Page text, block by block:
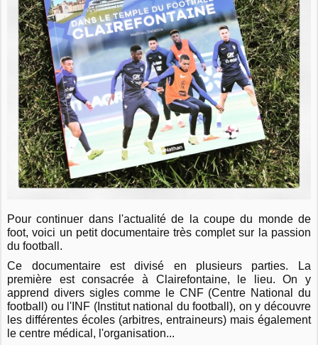
Pour continuer dans l'actualité de la coupe du monde de
foot, voici un petit documentaire très complet sur la passion
du football.
Ce documentaire est divisé en plusieurs parties. La
première est consacrée à Clairefontaine, le lieu. On y
apprend divers sigles comme le CNF (Centre National du
football) ou l'INF (Institut national du football), on y découvre
les différentes écoles (arbitres, entraineurs) mais également
le centre médical, l'organisation...